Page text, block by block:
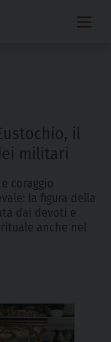
il
militari
coraggio
la figura della
dai devoti e
anche nel